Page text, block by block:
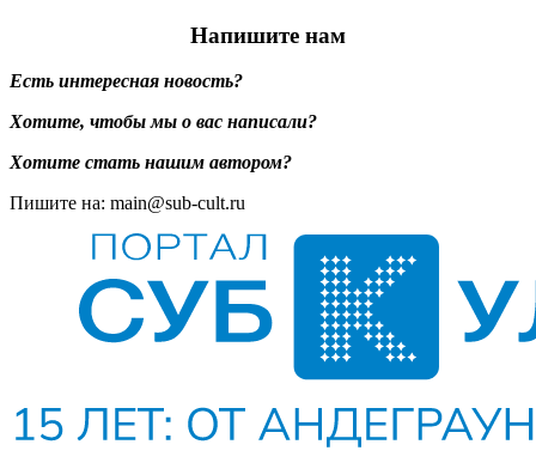
Напишите нам
Есть интересная новость?
Хотите, чтобы мы о вас написали?
Хотите стать нашим автором?
Пишите на: main@sub-cult.ru